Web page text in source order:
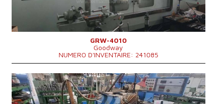
Poids maxi de la piece a usiner
750 kg
Equipement pour meulage intérieureNON
GRW-4010
Goodway
NUMERO D'INVENTAIRE: 241085
Année de production:
1993
Système de contrôle
NON
Max. diamètre a meulager
320 mm